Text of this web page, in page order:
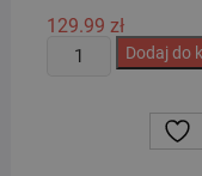
129.99 zł
ilość
Dodaj do